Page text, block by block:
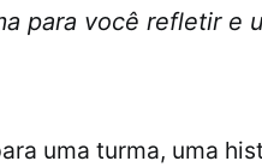
para você refletir e
uma turma, uma